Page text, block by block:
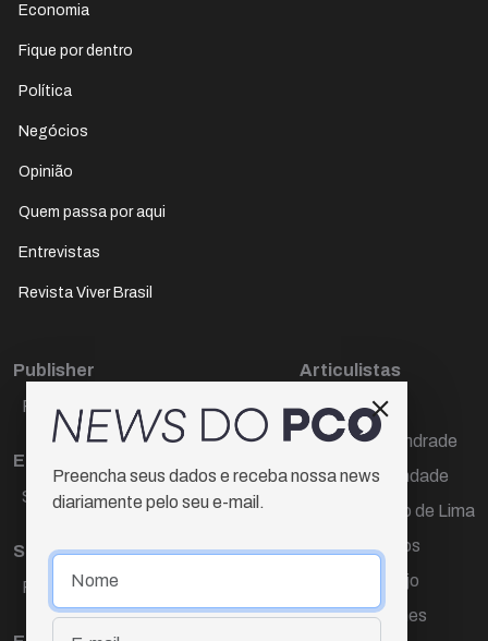
Economia
Fique por dentro
Política
Negócios
Opinião
Quem passa por aqui
Entrevistas
Revista Viver Brasil
Publisher
Paulo Cesar de Oliveira
Editora Chefe
Sueli Cotta
Sub-editora
Raquel Ayres
Articulistas
Décio Freire
Dr Marcos Andrade
Hamilton Trindade
Igor Carvalho de Lima
Mario Campos
Renata Araújo
Wagner Gomes
Preencha seus dados e receba nossa news
diariamente pelo seu e-mail.